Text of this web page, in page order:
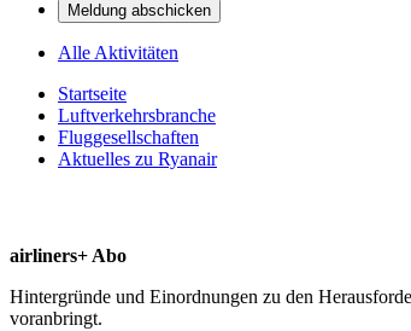
Meldung abschicken
Alle Aktivitäten
Startseite
Luftverkehrsbranche
Fluggesellschaften
Aktuelles zu Ryanair
airliners+ Abo
Hintergründe und Einordnungen zu den
voranbringt.